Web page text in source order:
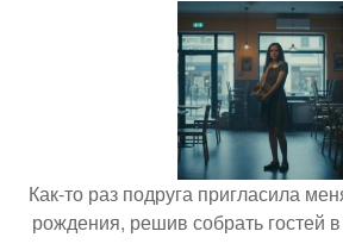
Как-то раз подруга пригласила
рождения, решив собрать гостей